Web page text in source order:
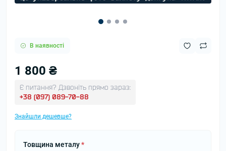
В наявності
1 800 ₴
Є питання? Дзвоніть прямо зараз:
+38 (097) 089-70-88
Знайшли дешевше?
Товщина металу*